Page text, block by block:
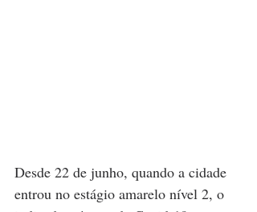
Desde 22 de junho, quando a cidade
entrou no estágio amarelo nível 2, o